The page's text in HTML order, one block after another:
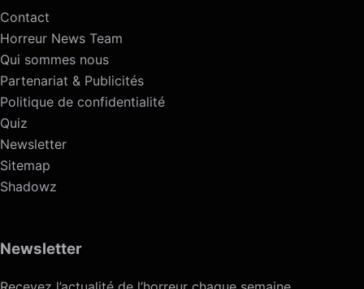
Contact
Horreur News Team
Qui sommes nous
Partenariat & Publicités
Politique de confidentialité
Quiz
Newsletter
Sitemap
Shadowz
Newsletter